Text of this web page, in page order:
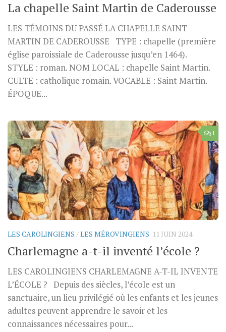
La chapelle Saint Martin de Caderousse
LES TÉMOINS DU PASSÉ LA CHAPELLE SAINT
MARTIN DE CADEROUSSE TYPE : chapelle (première
église paroissiale de Caderousse jusqu’en 1464).
STYLE : roman. NOM LOCAL : chapelle Saint Martin.
CULTE : catholique romain. VOCABLE : Saint Martin.
ÉPOQUE...
1
LES CAROLINGIENS /LES MÉROVINGIENS 11 JUIN 2024
Charlemagne a-t-il inventé l’école ?
LES CAROLINGIENS CHARLEMAGNE A-T-IL INVENTE
L’ÉCOLE ? Depuis des siècles, l’école est un
sanctuaire, un lieu privilégié où les enfants et les jeunes
adultes peuvent apprendre le savoir et les
connaissances nécessaires pour...